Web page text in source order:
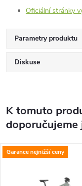
Oficiální stránky
Parametry produktu
Diskuse
K tomuto
Garance nejnižší ceny